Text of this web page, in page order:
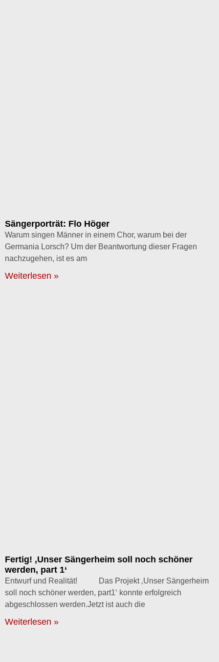
Sängerporträt: Flo Höger
Warum singen Männer in einem Chor, warum bei der
Germania Lorsch? Um der Beantwortung dieser Fragen
nachzugehen, ist es am
Weiterlesen »
Fertig! ‚Unser Sängerheim soll noch schöner
werden, part 1‘
Entwurf und Realität! Das Projekt ‚Unser Sängerheim
soll noch schöner werden, part1‘ konnte erfolgreich
abgeschlossen werden.Jetzt ist auch die
Weiterlesen »